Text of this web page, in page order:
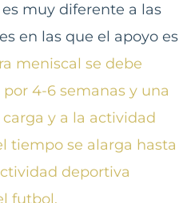
muy diferente a las
en las que el apoyo es
meniscal se debe
4-6 semanas y una
y a la actividad
tiempo se alarga hasta
deportiva
futbol.